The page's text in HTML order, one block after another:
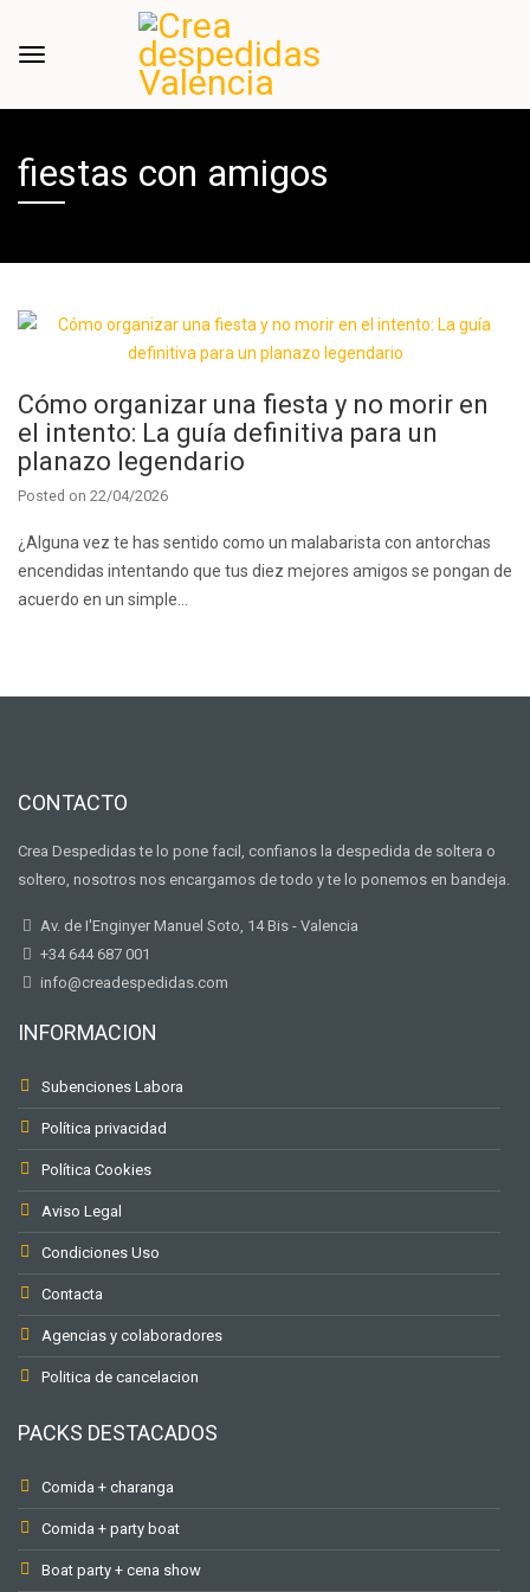
fiestas con amigos
Cómo organizar una fiesta y no morir en
el intento: La guía definitiva para un
planazo legendario
Posted on 22/04/2026
¿Alguna vez te has sentido como un malabarista con antorchas
encendidas intentando que tus diez mejores amigos se pongan de
acuerdo en un simple…
CONTACTO
Crea Despedidas te lo pone facil, confianos la despedida de soltera o
soltero, nosotros nos encargamos de todo y te lo ponemos en bandeja.
Av. de I'Enginyer Manuel Soto, 14 Bis - Valencia
+34 644 687 001
info@creadespedidas.com
INFORMACION
Subenciones Labora
Política privacidad
Política Cookies
Aviso Legal
Condiciones Uso
Contacta
Agencias y colaboradores
Politica de cancelacion
PACKS DESTACADOS
Comida + charanga
Comida + party boat
Boat party + cena show